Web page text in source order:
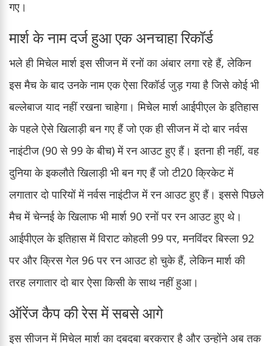
गए।
मार्श के नाम दर्ज हुआ एक अनचाहा रिकॉर्ड
भले ही मिचेल मार्श इस सीजन में रनों का अंबार लगा रहे हैं, लेकिन
इस मैच के बाद उनके नाम एक ऐसा रिकॉर्ड जुड़ गया है जिसे कोई भी
बल्लेबाज याद नहीं रखना चाहेगा। मिचेल मार्श आईपीएल के इतिहास
के पहले ऐसे खिलाड़ी बन गए हैं जो एक ही सीजन में दो बार नर्वस
नाइंटीज (90 से 99 के बीच) में रन आउट हुए हैं। इतना ही नहीं, वह
दुनिया के इकलौते खिलाड़ी भी बन गए हैं जो टी20 क्रिकेट में
लगातार दो पारियों में नर्वस नाइंटीज में रन आउट हुए हैं। इससे पिछले
मैच में चेन्नई के खिलाफ भी मार्श 90 रनों पर रन आउट हुए थे।
आईपीएल के इतिहास में विराट कोहली 99 पर, मनविंदर बिस्ला 92
पर और क्रिस गेल 96 पर रन आउट हो चुके हैं, लेकिन मार्श की
तरह लगातार दो बार ऐसा किसी के साथ नहीं हुआ।
ऑरेंज कैप की रेस में सबसे आगे
इस सीजन में मिचेल मार्श का दबदबा बरकरार है और उन्होंने अब तक